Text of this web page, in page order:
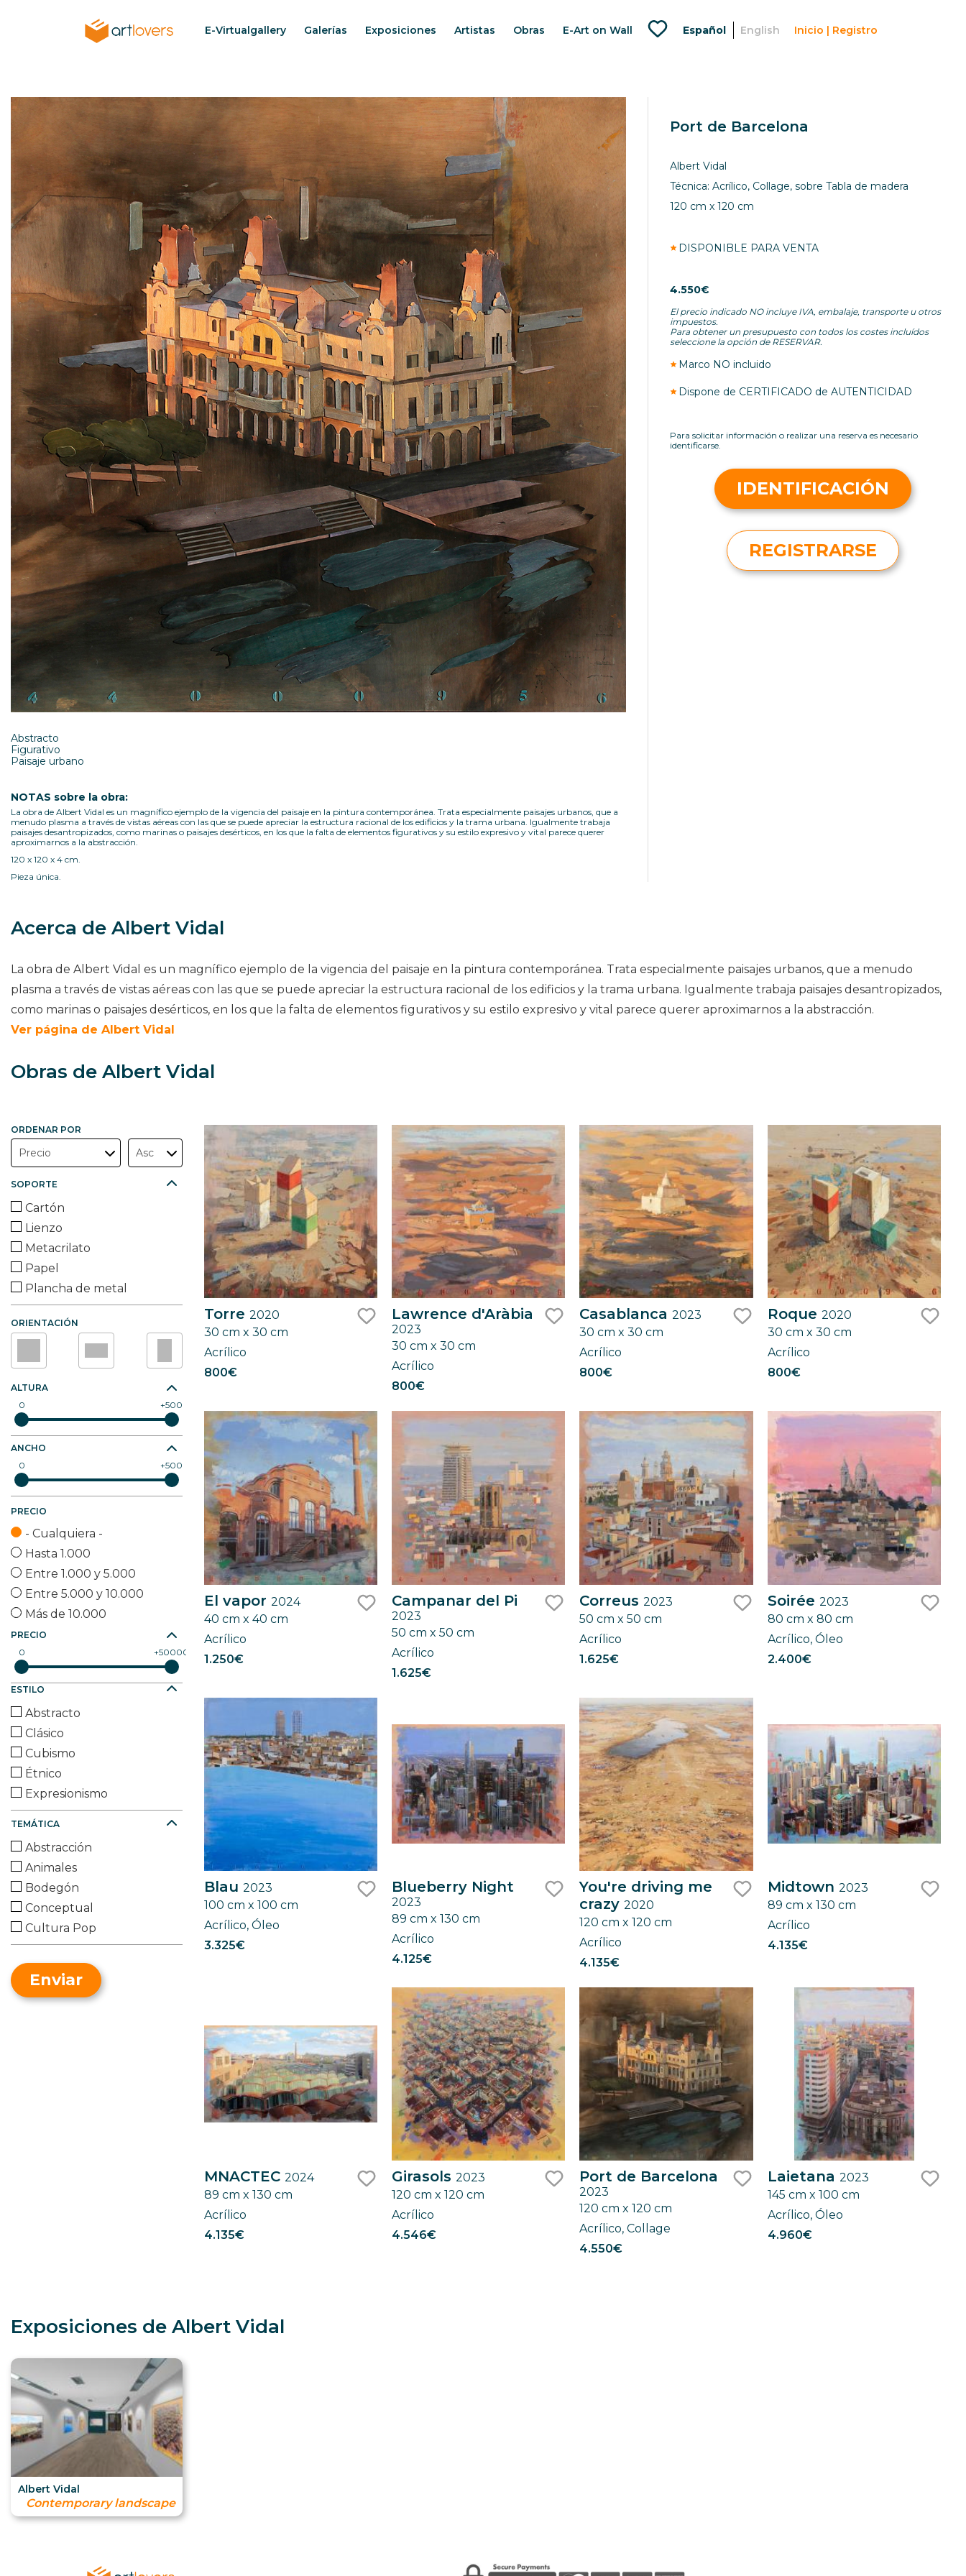
Menu
E-Virtualgallery Galerías Exposiciones Artistas Obras E-Art on Wall FavoritosEspañol English
Menu
Inicio | Registro
Abstracto
Figurativo
Paisaje urbano
NOTAS sobre la obra:
La obra de Albert Vidal es un magnífico ejemplo de la vigencia del paisaje en la pintura contemporánea. Trata especialmente paisajes urbanos, que a
menudo plasma a través de vistas aéreas con las que se puede apreciar la estructura racional de los edificios y la trama urbana. Igualmente trabaja
paisajes desantropizados, como marinas o paisajes desérticos, en los que la falta de elementos figurativos y su estilo expresivo y vital parece querer
aproximarnos a la abstracción.
120 x 120 x 4 cm.
Pieza única.
Port de Barcelona
Albert Vidal
Técnica: Acrílico, Collage, sobre Tabla de madera
120 cm x 120 cm
DISPONIBLE PARA VENTA
4.550€
El precio indicado NO incluye IVA, embalaje, transporte u otros
impuestos.
Para obtener un presupuesto con todos los costes incluídos
seleccione la opción de RESERVAR.
Marco NO incluido
Dispone de CERTIFICADO de AUTENTICIDAD
Para solicitar información o realizar una reserva es necesario
identificarse.
IDENTIFICACIÓN
REGISTRARSE
Acerca de Albert Vidal
La obra de Albert Vidal es un magnífico ejemplo de la vigencia del paisaje en la pintura contemporánea. Trata especialmente paisajes urbanos, que a menudo
plasma a través de vistas aéreas con las que se puede apreciar la estructura racional de los edificios y la trama urbana. Igualmente trabaja paisajes desantropizados,
como marinas o paisajes desérticos, en los que la falta de elementos figurativos y su estilo expresivo y vital parece querer aproximarnos a la abstracción.
Ver página de Albert Vidal
Obras de Albert Vidal
SOPORTE
Cartón
Lienzo
Metacrilato
Papel
Plancha de metal
Tabla de madera
Tela de algodón
Tela de lino
Vidrio
Otro (especificar)
ORIENTACIÓN
ALTURA
0
500
ANCHO
0
500
PRECIO
- Cualquiera -
Hasta 1.000
Entre 1.000 y 5.000
Entre 5.000 y 10.000
Más de 10.000
PRECIO
0
50000
ESTILO
Abstracto
Clásico
Cubismo
Étnico
Expresionismo
Fauvismo
Futurista
Geométrico
Impresionismo
Minimalismo
Naif
Oriental
Pop Art
TEMÁTICA
Abstracción
Animales
Bodegón
Conceptual
Cultura Pop
Desnudo
Fantasía
Gente
ORDENAR POR
Enviar
Torre 2020
30 cm x 30 cm
Acrílico
800€
Lawrence d'Aràbia
2023
30 cm x 30 cm
Acrílico
800€
Casablanca2023
30 cm x 30 cm
Acrílico
800€
Roque 2020
30 cm x 30 cm
Acrílico
800€
El vapor 2024
40 cm x 40 cm
Acrílico
1.250€
Campanar del Pi
2023
50 cm x 50 cm
Acrílico
1.625€
Correus2023
50 cm x 50 cm
Acrílico
1.625€
Soirée 2023
80 cm x 80 cm
Acrílico, Óleo
2.400€
Blau 2023
100 cm x 100 cm
Acrílico, Óleo
3.325€
Blueberry Night
2023
89 cm x 130 cm
Acrílico
4.125€
You're driving me
crazy2020
120 cm x 120 cm
Acrílico
4.135€
Midtown 2023
89 cm x 130 cm
Acrílico
4.135€
MNACTEC 2024
89 cm x 130 cm
Acrílico
4.135€
Girasols2023
120 cm x 120 cm
Acrílico
4.546€
Port de Barcelona
2023
120 cm x 120 cm
Acrílico, Collage
4.550€
Laietana 2023
145 cm x 100 cm
Acrílico, Óleo
4.960€
Exposiciones de Albert Vidal
Albert Vidal
Contemporary landscape